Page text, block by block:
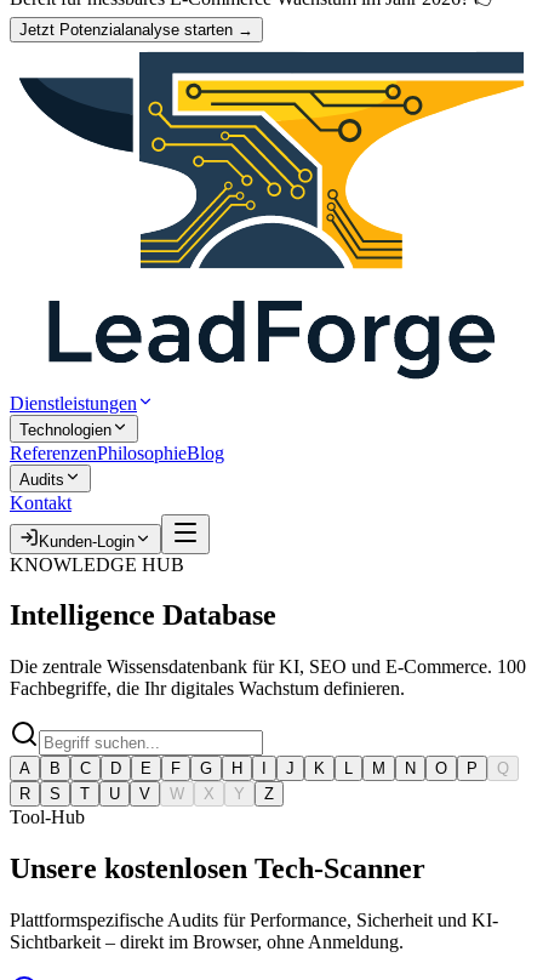
Jetzt Potenzialanalyse starten →
Dienstleistungen
Technologien
ReferenzenPhilosophieBlog
Audits
Kontakt
Kunden-Login
KNOWLEDGE HUB
Intelligence Database
Die zentrale Wissensdatenbank für KI, SEO und E-Commerce. 100
Fachbegriffe, die Ihr digitales Wachstum definieren.
A B C D E F G H J K L M N O P
Q
R
S T U V W X Y Z
Tool-Hub
Unsere kostenlosen Tech-Scanner
Plattformspezifische Audits für Performance, Sicherheit und KI-
Sichtbarkeit – direkt im Browser, ohne Anmeldung.